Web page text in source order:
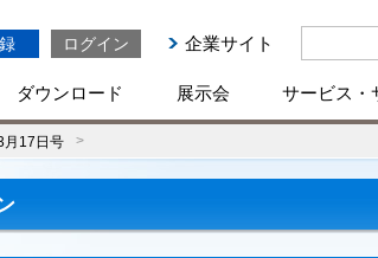
ログイン 企業サイト
ダウンロード 展示会 サービス・
月17日号